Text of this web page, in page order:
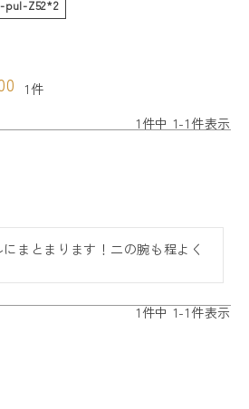
pul-Z52*2
1
1件中 1-1件表示
まとまります！二の腕も程よく
1件中 1-1件表示